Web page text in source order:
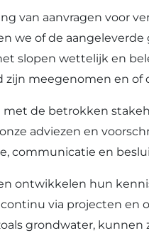
van aanvragen voor
we of de
slopen wettelijk en
zijn meegenomen en
met de betrokken
adviezen en
communicatie en
ontwikkelen hun
via projecten en
grondwater, kunnen